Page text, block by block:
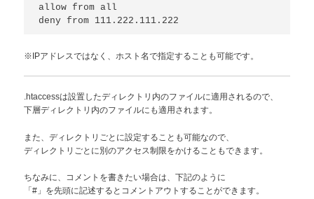
allow from all
※IPアドレスではなく、ホスト名で指定することも可能です。
.htaccessは設置したディレクトリ内のファイルに適用されるので、
下層ディレクトリ内のファイルにも適用されます。
また、ディレクトリごとに設定することも可能なので、
ディレクトリごとに別のアクセス制限をかけることもできます。
ちなみに、コメントを書きたい場合は、下記のように
「#」を先頭に記述するとコメントアウトすることができます。